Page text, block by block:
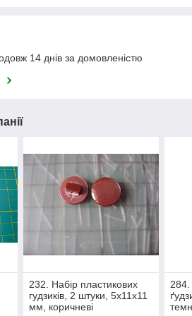
14 днів за домовленістю
232. Набір пластикових
гудзиків, 2 штуки, 5х11х11
мм, коричневі
284.